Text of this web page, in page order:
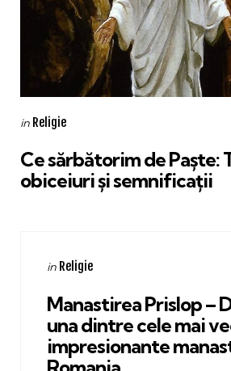
Categories
Posted
in Religie
Ce sărbătorim de Paște:
obiceiuri și semnificații
Categories
Posted
in Religie
Manastirea Prislop –
una dintre cele mai
impresionante